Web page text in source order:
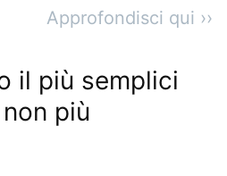
Approfondisci qui ››
il più semplici
più